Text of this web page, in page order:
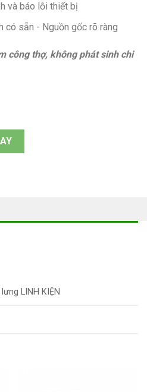
và báo lỗi thiết bị
có sẵn - Nguồn gốc rõ ràng
công thợ, không phát sinh chi
LINH KIỆN